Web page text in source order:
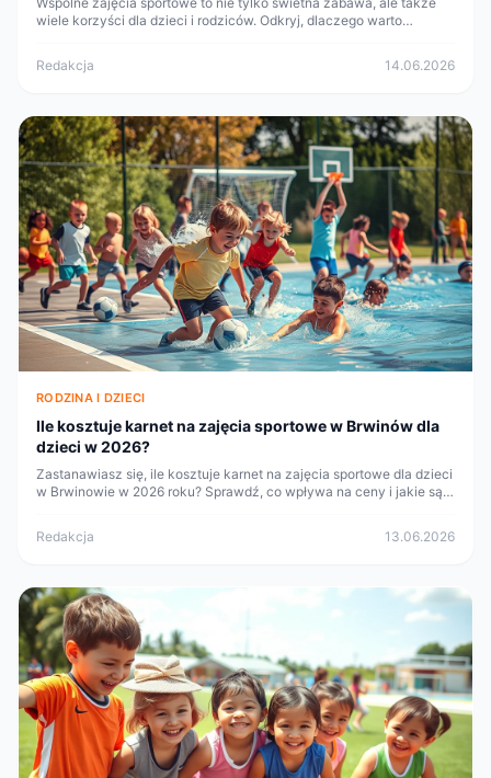
wiele korzyści dla dzieci i rodziców. Odkryj, dlaczego warto
Redakcja
14.06.2026
RODZINA I DZIECI
Ile kosztuje karnet na zajęcia sportowe w Brwinów dla
dzieci w 2026?
Zastanawiasz się, ile kosztuje karnet na zajęcia sportowe dla dzieci
w Brwinowie w 2026 roku? Sprawdź, co wpływa na ceny i jakie są
Redakcja
13.06.2026